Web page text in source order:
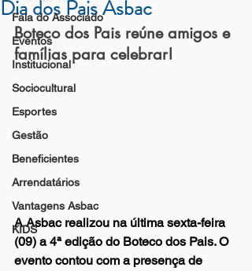
Fala do Associado
Eventos
Institucional
Sociocultural
Esportes
Gestão
Beneficientes
Arrendatários
Vantagens Asbac
KIDS
Dia dos Pais Asbac
Boteco dos Pais reúne amigos e
famílias para celebrar!
A Asbac realizou na última sexta-feira
(09) a 4ª edição do Boteco dos Pais. O
evento contou com a presença de